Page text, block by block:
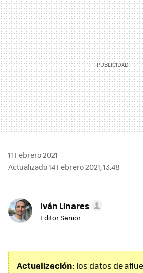
11 Febrero 2021
Actualizado 14 Febrero 2021, 13:48
Iván Linares
Editor Senior
Actualización: los datos de